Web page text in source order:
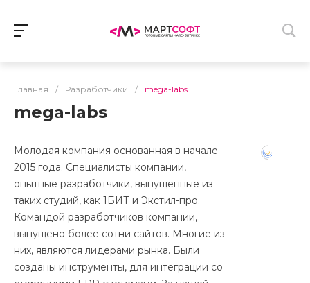
Главная / Разработчики / mega-labs
mega-labs
Молодая компания основанная в начале
2015 года. Специалисты компании,
опытные разработчики, выпущенные из
таких студий, как 1БИТ и Экстил-про.
Командой разработчиков компании,
выпущено более сотни сайтов. Многие из
них, являются лидерами рынка. Были
созданы инструменты, для интеграции со